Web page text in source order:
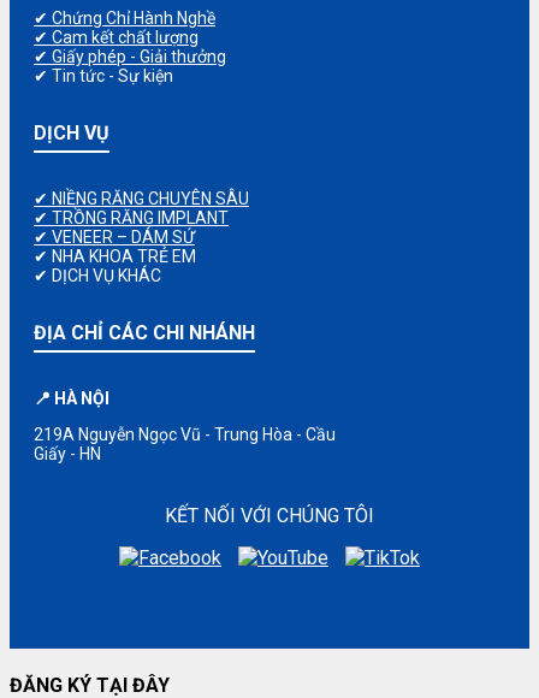
✔ Chứng Chỉ Hành Nghề
✔ Cam kết chất lượng
✔ Giấy phép - Giải thưởng
✔ Tin tức - Sự kiện
DỊCH VỤ
✔ NIỀNG RĂNG CHUYÊN SÂU
✔ TRỒNG RĂNG IMPLANT
✔ VENEER – DÁM SỨ
✔ NHA KHOA TRẺ EM
✔ DỊCH VỤ KHÁC
ĐỊA CHỈ CÁC CHI NHÁNH
📍 HÀ NỘI
219A Nguyễn Ngọc Vũ - Trung Hòa - Cầu
Giấy - HN
KẾT NỐI VỚI CHÚNG TÔI
ĐĂNG KÝ TẠI ĐÂY